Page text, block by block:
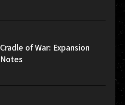
Cradle of War: Expansion
Notes